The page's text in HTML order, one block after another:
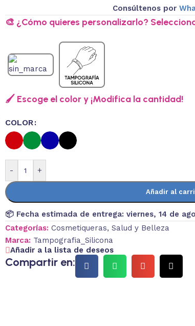
Consúltenos por
🎨 ¿Cómo quieres personalizarlo?
🖌️ Escoge el color y ¡Modifica la cantidad!
COLOR
- +
Añadir al
📦 Fecha estimada de entrega: viernes, 14 de
Categorías: Cosmetiqueras, Salud y Belleza
Marca: Tampografia_Silicona
Añadir a la lista de deseos
Compartir en: